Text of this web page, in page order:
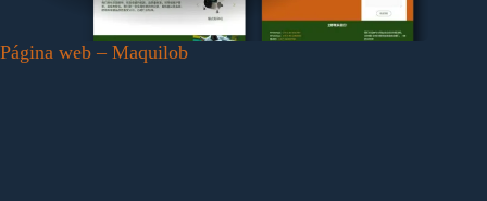
Página web – Maquilob